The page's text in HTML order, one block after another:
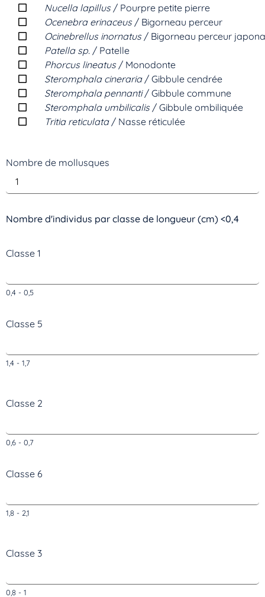
Nucella lapillus/ Pourpre petite pierre
Ocenebra erinaceus/ Bigorneau perceur
Ocinebrellus inornatus/ Bigorneau perceur
Patella sp. / Patelle
Phorcus lineatus/ Monodonte
Steromphala cineraria/ Gibbule cendrée
Steromphala pennanti/ Gibbule commune
Steromphala umbilicalis/ Gibbule ombiliquée
Tritia reticulata/ Nasse réticulée
Nombre de mollusques
Nombre d'individus par classe de longueur (cm) <0,4
Classe 1
0,4 - 0,5
Classe 5
1,4 - 1,7
Classe 2
0,6 - 0,7
Classe 6
1,8 - 2,1
Classe 3
0,8 - 1
Inscrivez-vous dès maintenant